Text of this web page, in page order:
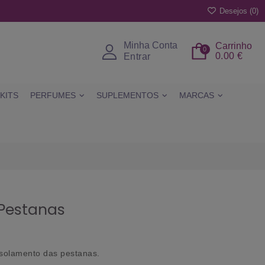
Desejos (0)
Minha Conta
Entrar
Carrinho
0
0.00 €
KITS PERFUMES SUPLEMENTOS MARCAS
das pestanas.